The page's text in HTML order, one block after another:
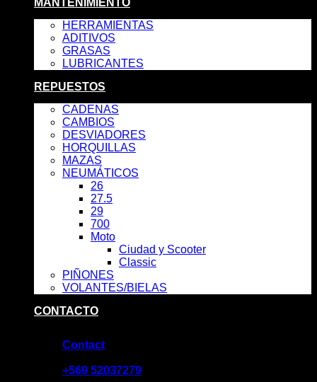
MANTENIMIENTO
HERRAMIENTAS
ADITIVOS
GRASAS
LUBRICANTES
REPUESTOS
CADENAS
CAMBIOS
DESVIADORES
HORQUILLAS
MAZAS
NEUMÁTICOS
26
27.5
29
700
Moto
Ciudad y Scooter
Classic
PIÑONES
VOLANTES/BIELAS
CONTACTO
Contact
+569 52037279